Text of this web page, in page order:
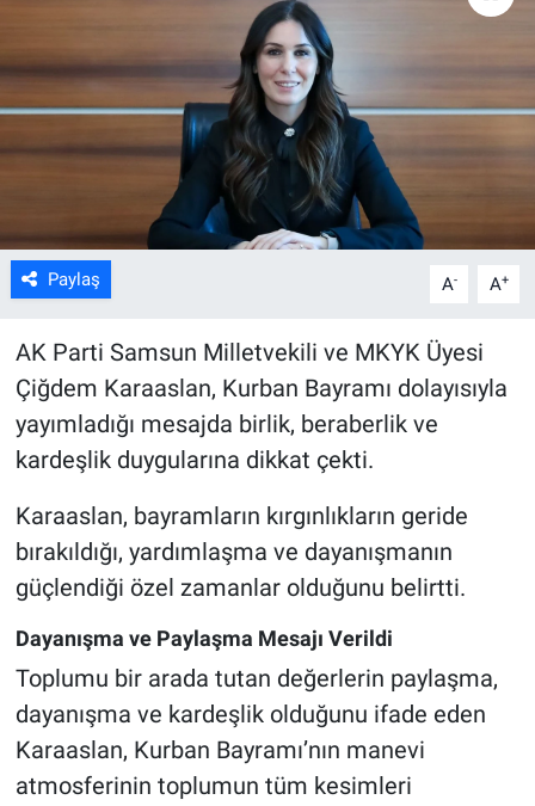
Paylaş A- A+
AK Parti Samsun Milletvekili ve MKYK Üyesi
Çiğdem Karaaslan, Kurban Bayramı dolayısıyla
yayımladığı mesajda birlik, beraberlik ve
kardeşlik duygularına dikkat çekti.
Karaaslan, bayramların kırgınlıkların geride
bırakıldığı, yardımlaşma ve dayanışmanın
güçlendiği özel zamanlar olduğunu belirtti.
Dayanışma ve Paylaşma Mesajı Verildi
Toplumu bir arada tutan değerlerin paylaşma,
dayanışma ve kardeşlik olduğunu ifade eden
Karaaslan, Kurban Bayramı’nın manevi
atmosferinin toplumun tüm kesimleri
Bilim ve Teknoloji